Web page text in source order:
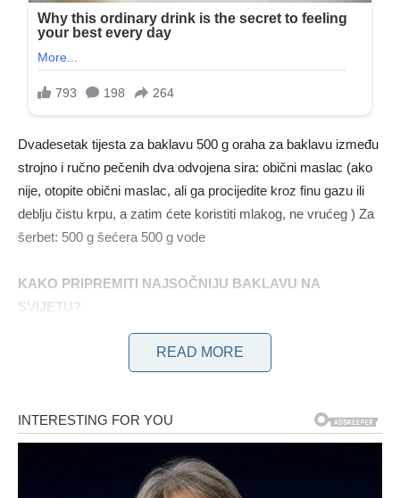
Dvadesetak tijesta za baklavu 500 g oraha za baklavu između
strojno i ručno pečenih dva odvojena sira: obični maslac (ako
nije, otopite obični maslac, ali ga procijedite kroz finu gazu ili
deblju čistu krpu, a zatim ćete koristiti mlakog, ne vrućeg ) Za
šerbet: 500 g šećera 500 g vode
KAKO PRIPREMITI NAJSOČNIJU BAKLAVU NA
SVIJETU?
READ MORE